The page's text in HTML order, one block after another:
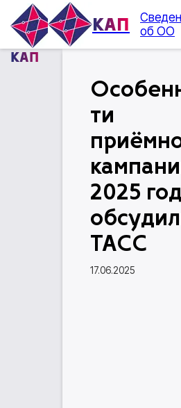
КАП
КАП
об ОО
ти
2025
ТАСС
17.06.2025